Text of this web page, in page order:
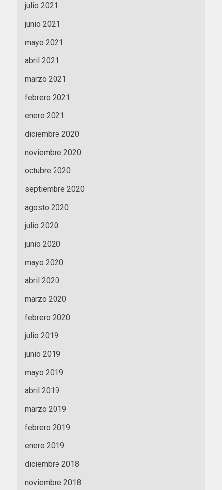
julio 2021
junio 2021
mayo 2021
abril 2021
marzo 2021
febrero 2021
enero 2021
diciembre 2020
noviembre 2020
octubre 2020
septiembre 2020
agosto 2020
julio 2020
junio 2020
mayo 2020
abril 2020
marzo 2020
febrero 2020
julio 2019
junio 2019
mayo 2019
abril 2019
marzo 2019
febrero 2019
enero 2019
diciembre 2018
noviembre 2018